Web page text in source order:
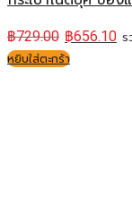
฿729.00 ฿656.10 ร
หยิบใส่ตะกร้า